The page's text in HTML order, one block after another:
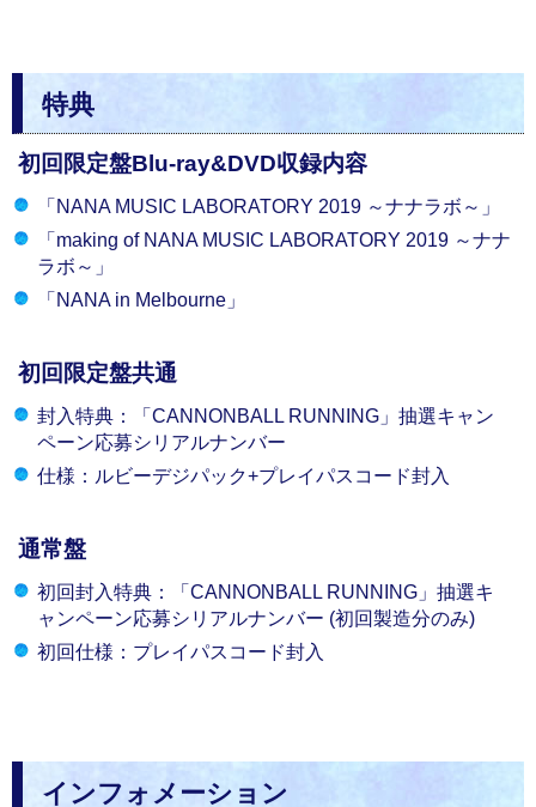
特典
初回限定盤Blu-ray&DVD収録内容
「NANA MUSIC LABORATORY 2019 ～ナナラボ～」
「making of NANA MUSIC LABORATORY 2019 ～ナナ
ラボ～」
「NANA in Melbourne」
初回限定盤共通
封入特典：「CANNONBALL RUNNING」抽選キャン
ペーン応募シリアルナンバー
仕様：ルビーデジパック+プレイパスコード封入
通常盤
初回封入特典：「CANNONBALL RUNNING」抽選キ
ャンペーン応募シリアルナンバー (初回製造分のみ)
初回仕様：プレイパスコード封入
インフォメーション